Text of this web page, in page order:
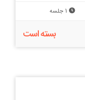
1 جلسه
بسته است